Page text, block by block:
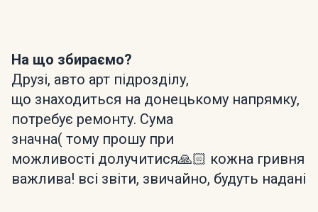
На що збираємо?
Друзі, авто арт підрозділу,
що знаходиться на донецькому напрямку,
потребує ремонту. Сума
значна( тому прошу при
можливості долучитися🙏🏻 кожна гривня
важлива! всі звіти, звичайно, будуть надані